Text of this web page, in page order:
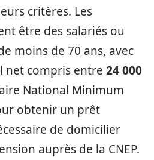
critères. Les
être des salariés ou
moins de 70 ans, avec
net compris entre 24 000
National Minimum
obtenir un prêt
de domicilier
auprès de la CNEP.